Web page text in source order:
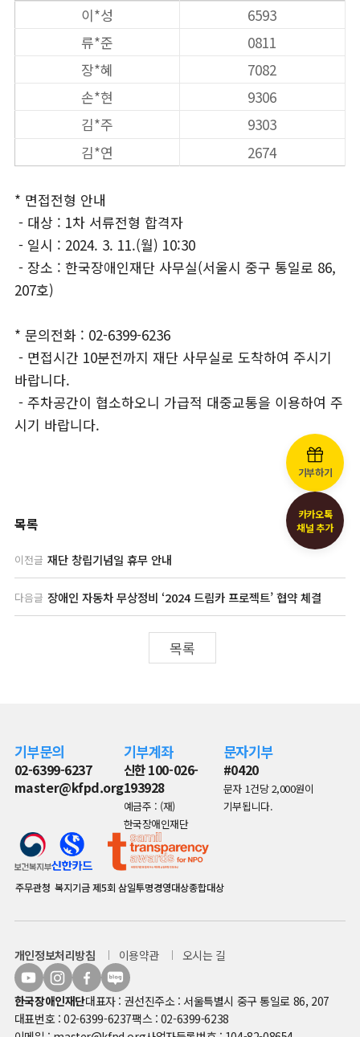
이*성
6593
류*준
0811
장*혜
7082
손*현
9306
김*주
9303
김*연
2674
* 면접전형 안내
- 대상 : 1차 서류전형 합격자
- 일시 : 2024. 3. 11.(월) 10:30
- 장소 : 한국장애인재단 사무실(서울시 중구 통일로 86,
207호)
* 문의전화 : 02-6399-6236
- 면접시간 10분전까지 재단 사무실로 도착하여 주시기
바랍니다.
- 주차공간이 협소하오니 가급적 대중교통을 이용하여 주
시기 바랍니다.
목록
이전글 재단 창립기념일 휴무 안내
다음글 장애인 자동차 무상정비 ‘2024 드림카 프로젝트’ 협약 체결
목록
기부하기
카카오톡
채널 추가
기부문의
02-6399-6237
master@kfpd.org
기부계좌
신한 100-026-
193928
예금주 : (재)
한국장애인재단
문자기부
#0420
문자 1건당 2,000원이
기부됩니다.
주무관청 복지기금제5회 삼일투명경영대상종합대상
개인정보처리방침 이용약관 오시는 길
한국장애인재단대표자 : 권선진주소 : 서울특별시 중구 통일로 86, 207
대표번호 : 02-6399-6237팩스 : 02-6399-6238